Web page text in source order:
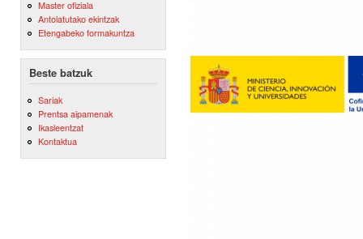
Master ofiziala
Antolatutako ekintzak
Etengabeko formakuntza
Beste batzuk
Sariak
Prentsa aipamenak
Ikasleentzat
Kontaktua